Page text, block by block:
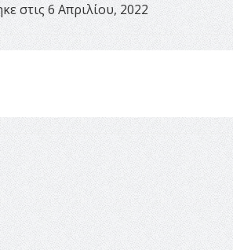
στις 6 Απριλίου, 2022